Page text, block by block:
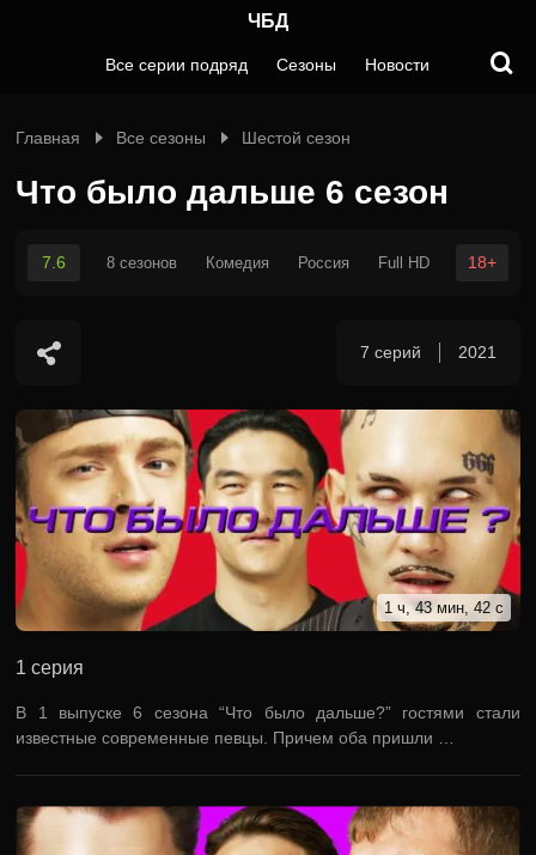
ЧБД
Все серии подряд Сезоны Новости
Главная Все сезоны Шестой сезон
Что было дальше 6 сезон
7.6 8 сезонов Комедия Россия Full HD 18+
7 серий 2021
1 ч, 43 мин, 42 с
1 серия
В 1 выпуске 6 сезона “Что было дальше?” гостями стали
известные современные певцы. Причем оба пришли …